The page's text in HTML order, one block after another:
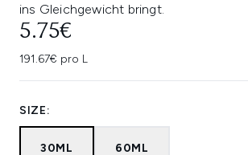
ins Gleichgewicht bringt.
5.75€
191.67€ pro L
SIZE:
30ML 60ML